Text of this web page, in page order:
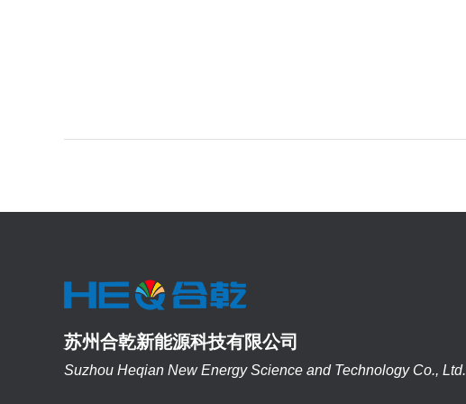
苏州合乾新能源科技有限公司
Suzhou Heqian New Energy Science and Technology Co., Ltd.